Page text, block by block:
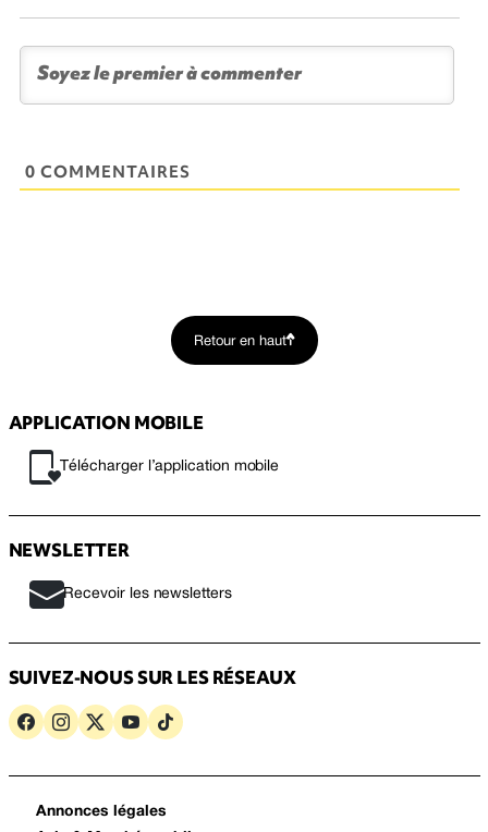
0 COMMENTAIRES
Retour en haut
APPLICATION MOBILE
Télécharger l’application mobile
NEWSLETTER
Recevoir les newsletters
SUIVEZ-NOUS SUR LES RÉSEAUX
Annonces légales